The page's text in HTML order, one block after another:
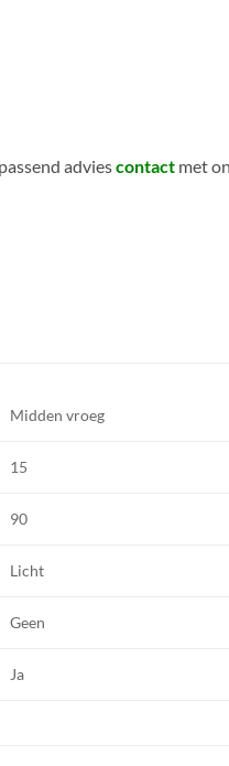
adviescontact met
Midden vroeg
15
90
Licht
Geen
Ja